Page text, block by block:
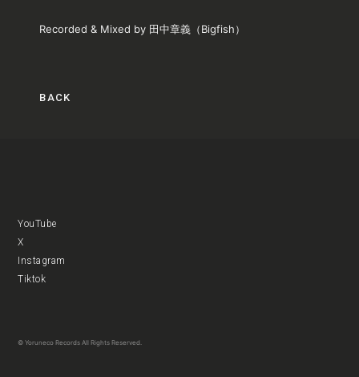
Recorded & Mixed by 田中章義（Bigfish）
BACK
YouTube
X
Instagram
Tiktok
© Yoruneco Records All Rights Reserved.